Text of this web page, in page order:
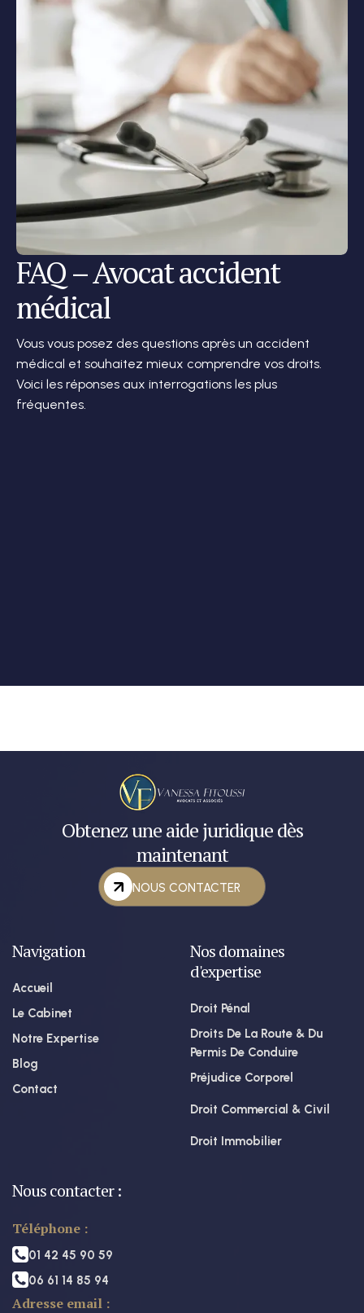
FAQ – Avocat accident
médical
Vous vous posez des questions après un accident
médical et souhaitez mieux comprendre vos droits.
Voici les réponses aux interrogations les plus
fréquentes.
Obtenez une aide juridique dès
maintenant
NOUS CONTACTER
Navigation
Accueil
Le Cabinet
Notre Expertise
Blog
Contact
Nos domaines
d'expertise
Droit Pénal
Droits De La Route & Du
Permis De Conduire
Préjudice Corporel
Droit Commercial & Civil
Droit Immobilier
Nous contacter :
Téléphone :
01 42 45 90 59
06 61 14 85 94
Adresse email :